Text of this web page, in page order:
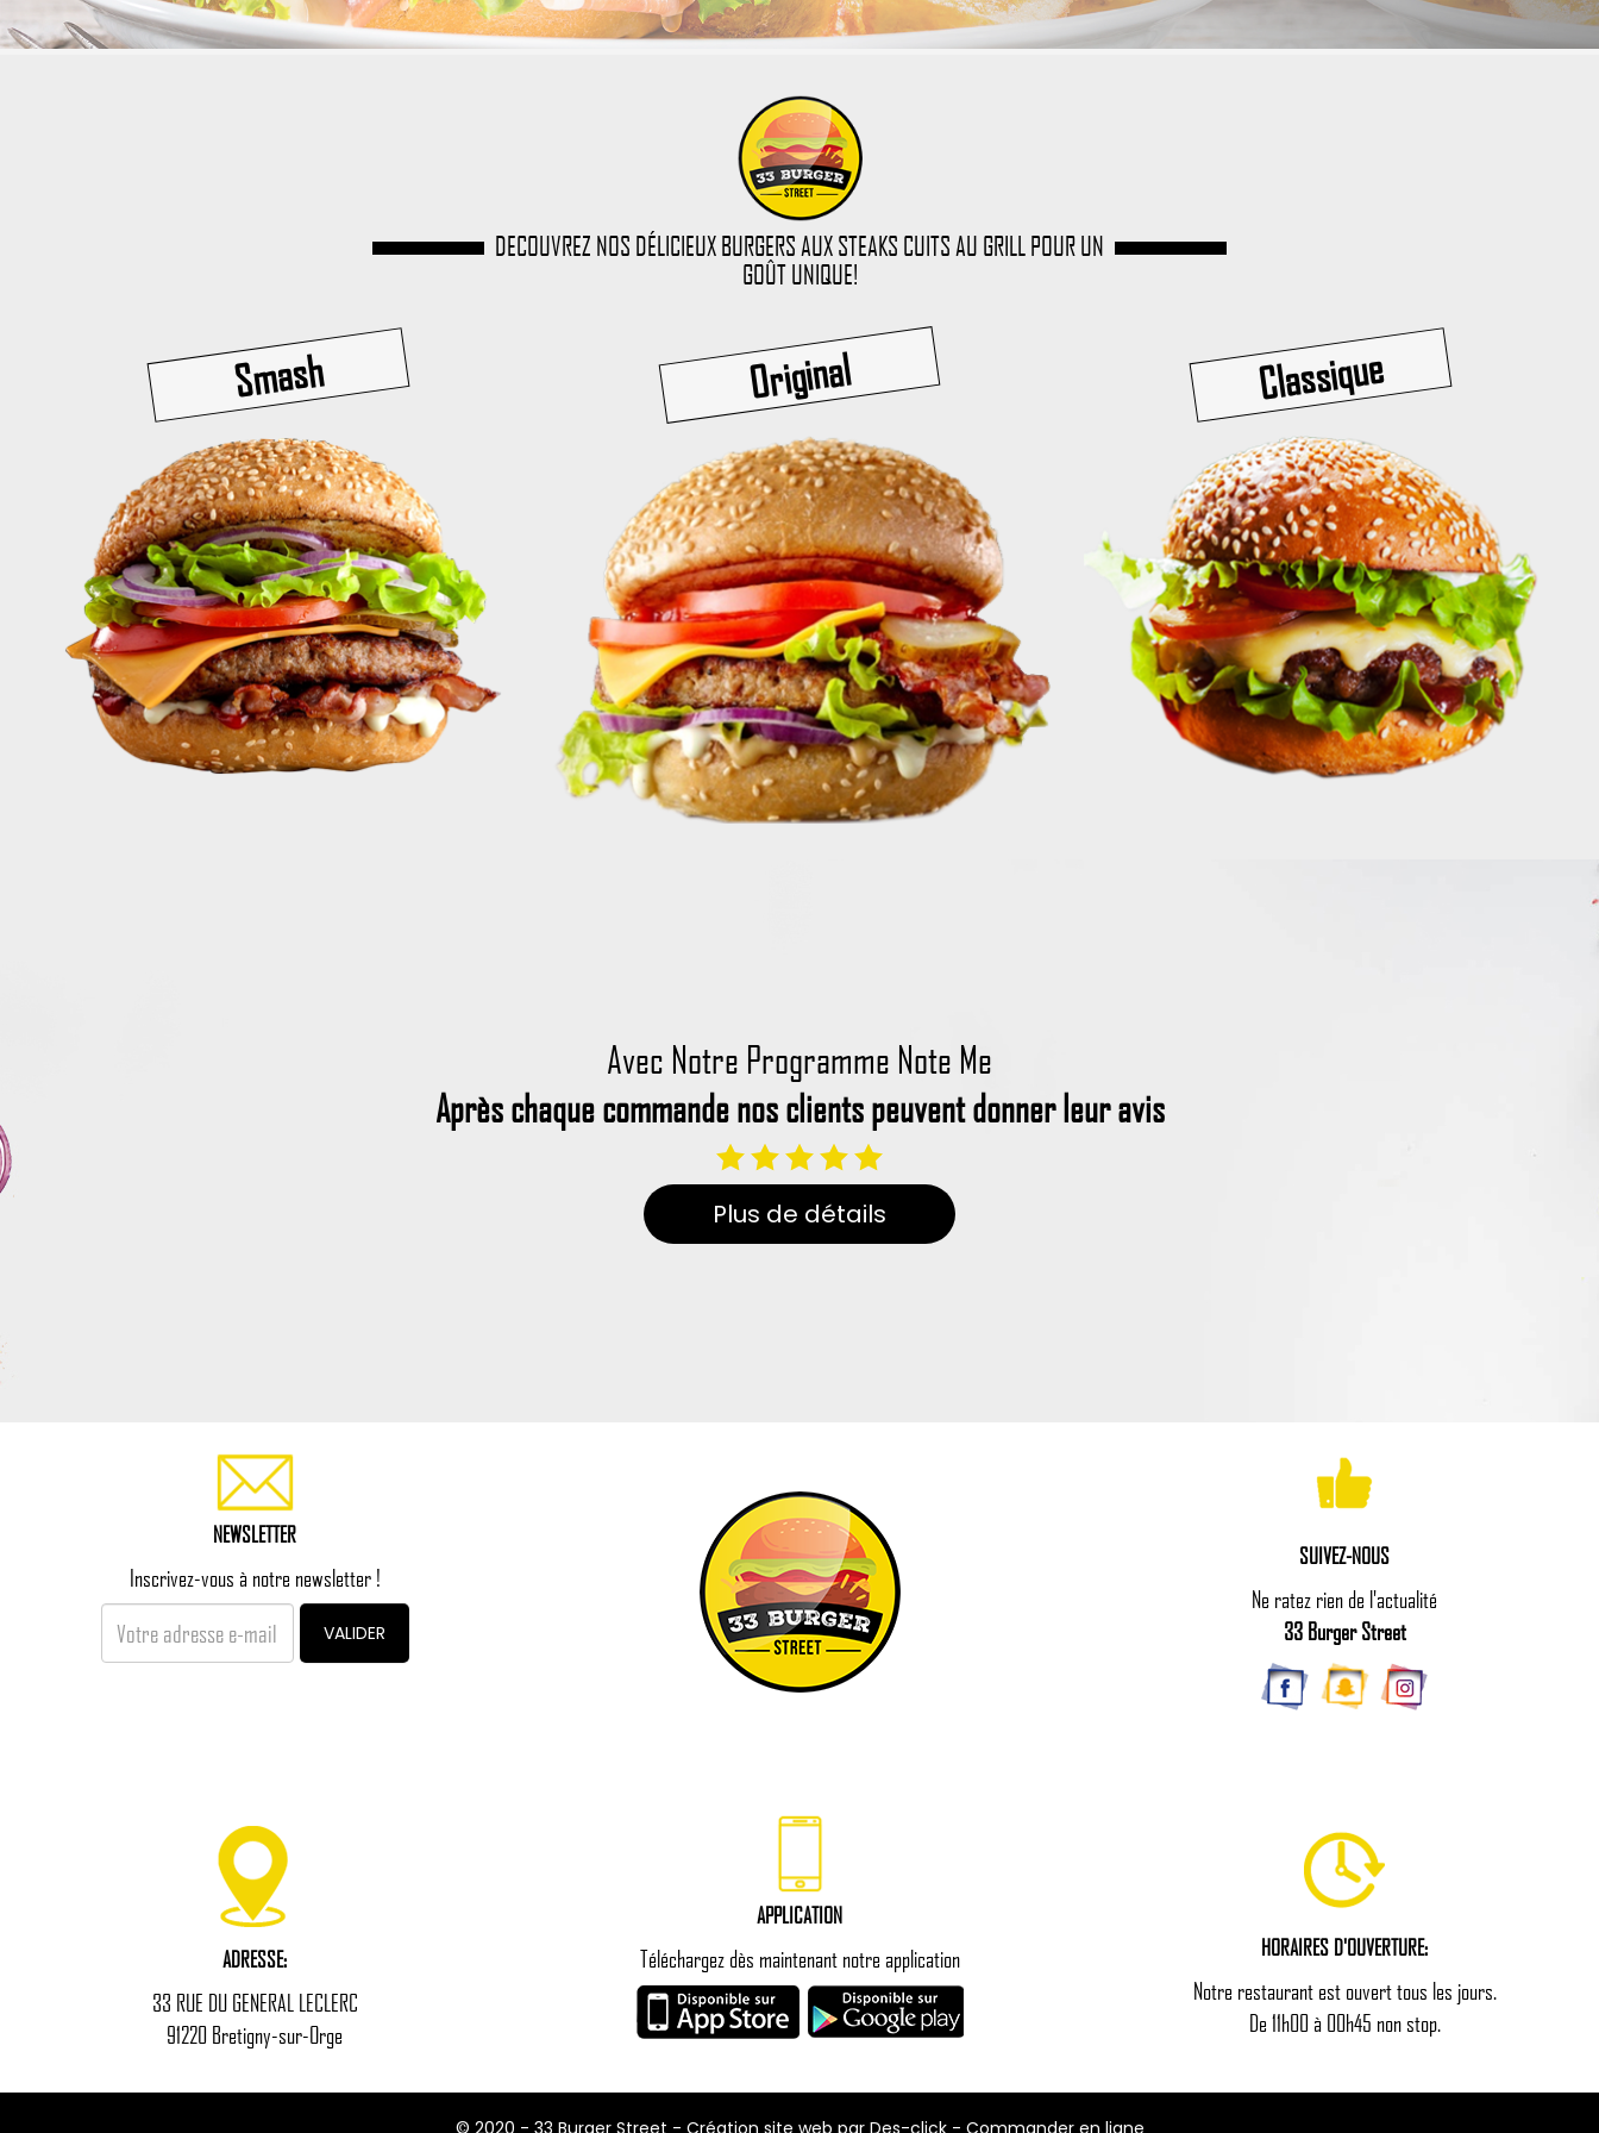
DECOUVREZ NOS DÉLICIEUX BURGERS AUX STEAKS CUITS AU GRILL POUR UN
GOÛT UNIQUE!
Smash Original Classique
Avec Notre Programme Note Me
Après chaque commande nos clients peuvent donner leur avis
Plus de détails
NEWSLETTER
Inscrivez-vous à notre newsletter !
VALIDER
SUIVEZ-NOUS
Ne ratez rien de l'actualité
33 Burger Street
ADRESSE:
33 RUE DU GENERAL LECLERC
91220 Bretigny-sur-Orge
APPLICATION
Téléchargez dès maintenant notre application HORAIRES D'OUVERTURE:
Notre restaurant est ouvert tous les jours.
De 11h00 à 00h45 non stop.
© 2020 - 33 Burger Street - Création site web par Des-click- Commander en ligne